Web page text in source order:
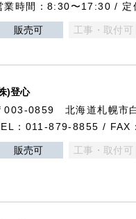
業時間：8:30〜17:30 / 定
販売可 工事・取付可
)登心
003-0859 北海道札幌市
：011-879-8855 /
販売可 工事・取付可